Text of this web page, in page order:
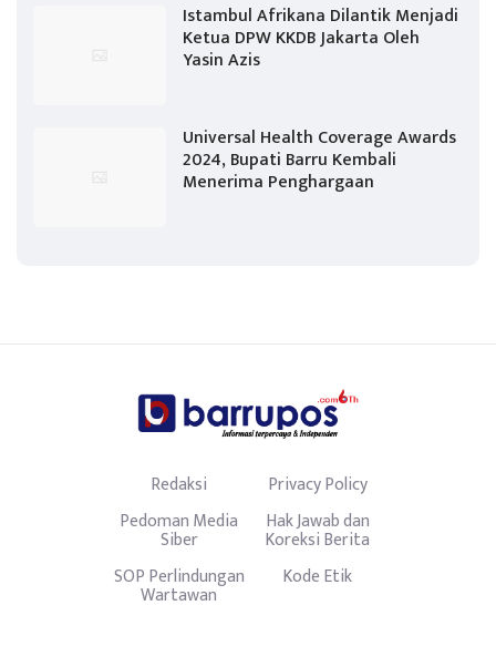
Istambul Afrikana Dilantik Menjadi
Ketua DPW KKDB Jakarta Oleh
Yasin Azis
Universal Health Coverage Awards
2024, Bupati Barru Kembali
Menerima Penghargaan
Redaksi
Privacy Policy
Pedoman Media
Siber
Hak Jawab dan
Koreksi Berita
SOP Perlindungan
Wartawan
Kode Etik